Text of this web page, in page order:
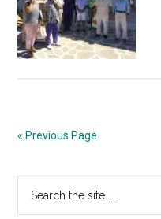
« Previous Page
Primary